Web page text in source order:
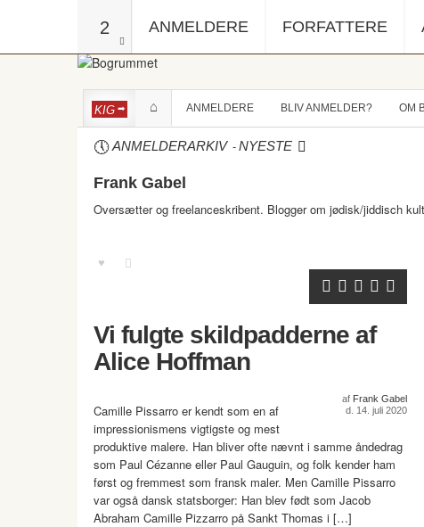
2 ANMELDERE FORFATTERE
KIG ANMELDERE BLIV ANMELDER? OM
ANMELDERARKIV -NYESTE
Frank Gabel
Oversætter og freelanceskribent. Blogger om jødisk/jiddisch
Vi fulgte skildpadderne af
Alice Hoffman
af Frank Gabel
d. 14. juli 2020
Camille Pissarro er kendt som en af
impressionismens vigtigste og mest
produktive malere. Han bliver ofte nævnt i samme åndedrag
som Paul Cézanne eller Paul Gauguin, og folk kender ham
først og fremmest som fransk maler. Men Camille Pissarro
var også dansk statsborger: Han blev født som Jacob
Abraham Camille Pizzarro på Sankt Thomas i […]